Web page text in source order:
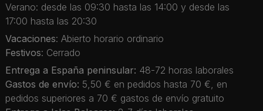
Verano: desde las 09:30 hasta las 14:00 y desde las
17:00 hasta las 20:30
Vacaciones: Abierto horario ordinario
Festivos: Cerrado
Entrega a España peninsular: 48-72 horas laborales
Gastos de envío: 5,50 € en pedidos hasta 70 €, en
pedidos superiores a 70 € gastos de envío gratuito